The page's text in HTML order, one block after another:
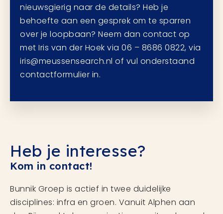
nieuwsgierig naar de details? Heb je
behoefte aan een gesprek om te sparren
over je loopbaan? Neem dan contact op
met Iris van der Hoek via 06 – 8686 0822, via
iris@meussensearch.nl of vul onderstaand
contactformulier in.
Heb je interesse?
Kom in contact!
Bunnik Groep is actief in twee duidelijke
disciplines: infra en groen. Vanuit Alphen aan